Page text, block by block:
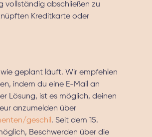
vollständig abschließen zu
Kreditkarte oder
geplant läuft. Wir empfehlen
indem du eine E-Mail an
Lösung, ist es möglich, deinen
anzumelden über
geschil . Seit dem 15.
Beschwerden über die